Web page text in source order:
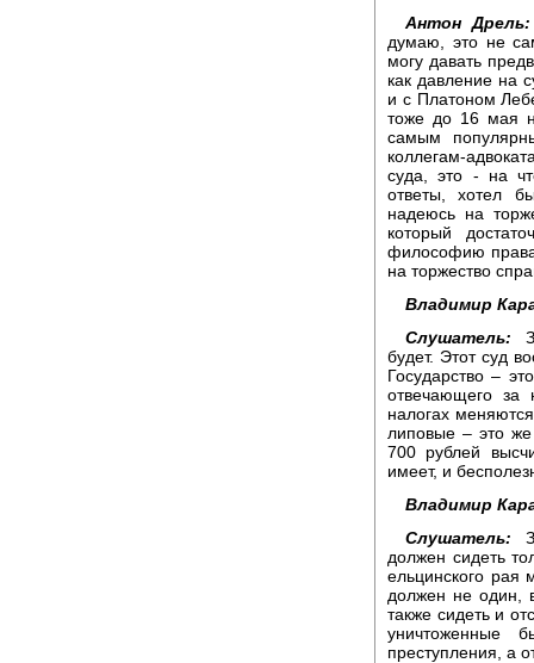
Антон Дрель:
думаю, это не
могу давать
как давление на
и с Платоном
тоже до 16 мая
самым
коллегам-
суда, это - на
ответы, хотел
надеюсь на
который
философию
на торжество
Владимир
Слушатель:
будет. Этот суд
Государство –
отвечающего за
налогах
липовые – это
700 рублей
имеет, и
Владимир
Слушатель:
должен сидеть
ельцинского рая
должен не один,
также сидеть и
уничтоженные
преступления, а